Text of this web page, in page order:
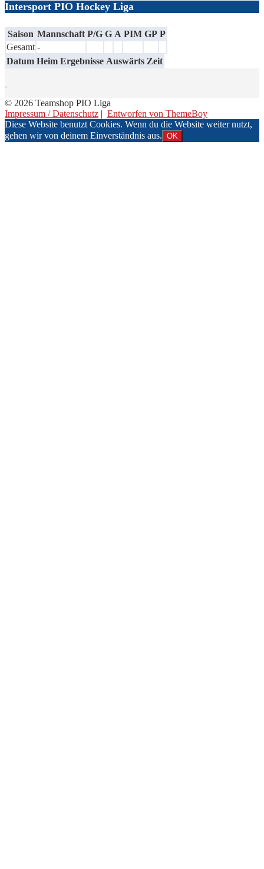
Intersport PIO Hockey Liga
Saison Mannschaft P/G G A PIM GP P
Gesamt -
Datum Heim Ergebnisse Auswärts Zeit
© 2026 Teamshop PIO Liga
Impressum / Datenschutz | Entworfen von ThemeBoy
Diese Website benutzt Cookies. Wenn du die Website weiter nutzt,
gehen wir von deinem Einverständnis aus. OK